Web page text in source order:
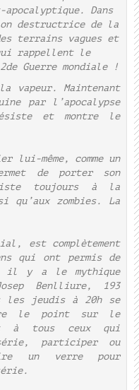
Dans
destructrice de la
terrains vagues et
rappellent le
Guerre mondiale !
vapeur. Maintenant
par l’apocalypse
et montre le
lui-même, comme un
de porter son
toujours à la
qu’aux zombies. La
est complètement
qui ont permis de
il y a le mythique
Benlliure, 193
les jeudis à 20h se
le point sur le
à tous ceux qui
participer ou
un verre pour